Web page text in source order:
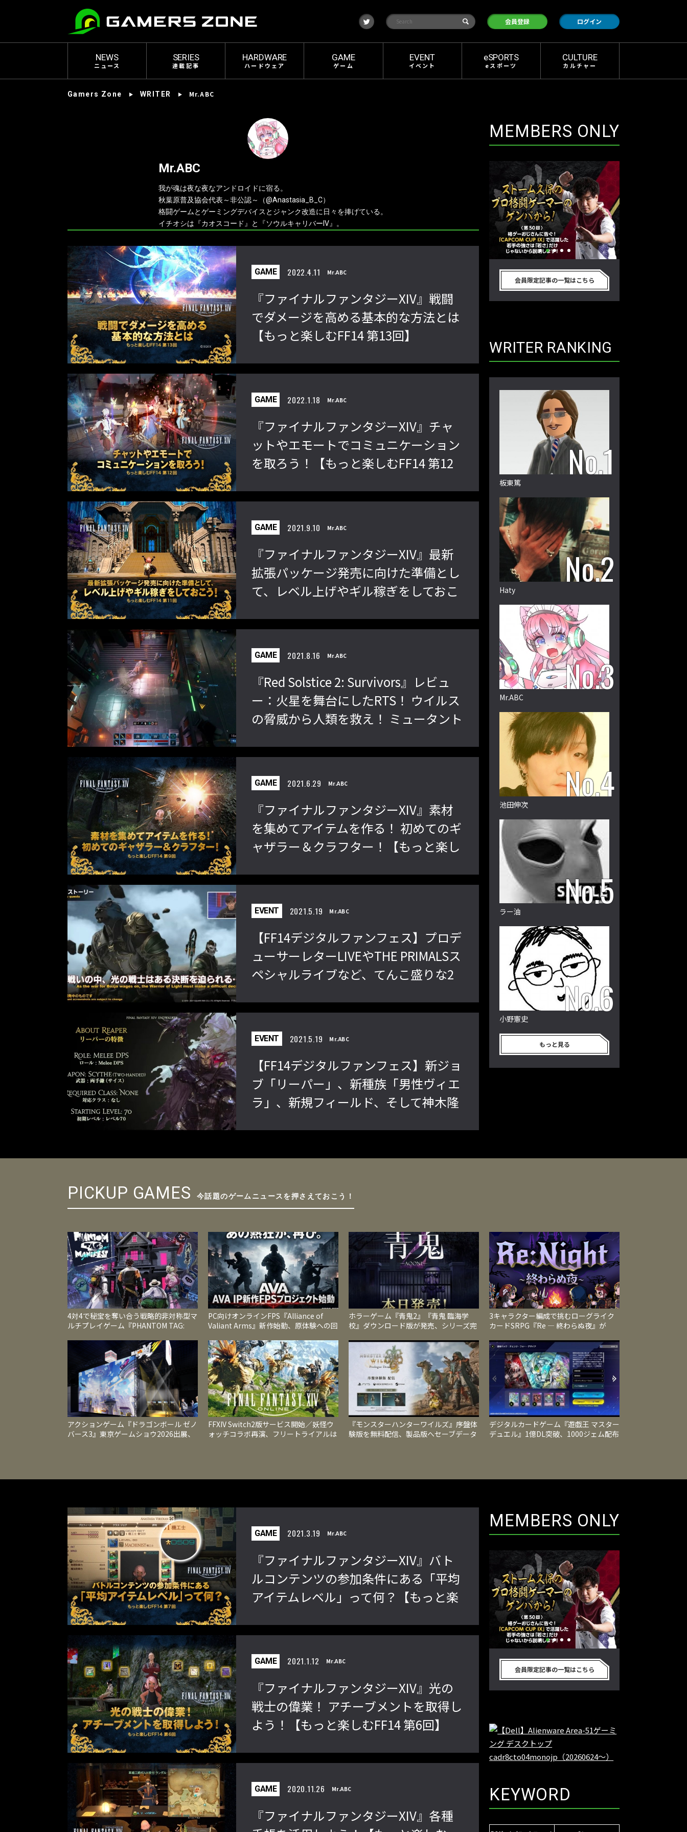
t
w
i
t
検
会員登録 ログイン
NEWS
ニュース
SERIES
連載記事
HARDWARE
ハードウェア
GAME
ゲーム
EVENT
イベント
eSPORTS
eスポーツ
CULTURE
カルチャー
Gamers Zone WRITER Mr.ABC
Mr.ABC
我が魂は夜な夜なアンドロイドに宿る。
秋葉原普及協会代表～非公認～（@Anastasia_B_C）
格闘ゲームとゲーミングデバイスとジャンク改造に日々を捧げている。
イチオシは『カオスコード』と『ソウルキャリバーIV』。
GAME 2022.4.11 Mr.ABC
『ファイナルファンタジーXIV』戦闘
でダメージを高める基本的な方法とは
【もっと楽しむFF14 第13回】
GAME 2022.1.18 Mr.ABC
『ファイナルファンタジーXIV』チャ
ットやエモートでコミュニケーション
を取ろう！【もっと楽しむFF14 第12
GAME 2021.9.10 Mr.ABC
『ファイナルファンタジーXIV』最新
拡張パッケージ発売に向けた準備とし
て、レベル上げやギル稼ぎをしておこ
GAME 2021.8.16 Mr.ABC
『Red Solstice 2: Survivors』レビュ
ー：火星を舞台にしたRTS！ ウイルス
の脅威から人類を救え！ ミュータント
GAME 2021.6.29 Mr.ABC
『ファイナルファンタジーXIV』素材
を集めてアイテムを作る！ 初めてのギ
ャザラー＆クラフター！【もっと楽し
EVENT 2021.5.19 Mr.ABC
【FF14デジタルファンフェス】プロデ
ューサーレターLIVEやTHE PRIMALSス
ペシャルライブなど、てんこ盛りな2
EVENT 2021.5.19 Mr.ABC
【FF14デジタルファンフェス】新ジョ
ブ「リーパー」、新種族「男性ヴィエ
ラ」、新規フィールド、そして神木隆
MEMBERS ONLY
2022年最後の懺悔！ 「ストリートフ
ァイターリーグ 2022」最終節を終え
て吐露したいこと【ストーム久保のプ
ロ格闘ゲーマーのゲンバから！ 第48
回】
「ストリートファイターリーグ
2022」前半戦の反省文を見てほし
い！ チームリーダー久保の失敗【ス
トーム久保のプロ格闘ゲーマーのゲン
バから！ 第47回】
えてみた【ストーム久保のプロ格闘ゲ
ーマーのゲンバから！ 第51回】
CUP IX」で活躍した若手の強さは
「若さ」だけじゃないから説明しま
格ゲーおじさんに告ぐ！「CAPCOM
CUP IX」で活躍した若手の強さは
「若さ」だけじゃないから説明しま
す！【ストーム久保のプロ格闘ゲーマ
ーのゲンバから！ 第50回】
会員限定記事の一覧はこちら
WRITER RANKING
板東篤
Haty
Mr.ABC
池田伸次
ラー油
小野憲史
もっと見る
PICKUP GAMES 今話題のゲームニュースを押さえておこう！
4対4で秘宝を奪い合う戦略的非対称型マ
ルチプレイゲーム『PHANTOM TAG:
PC向けオンラインFPS『Alliance of
Valiant Arms』新作始動、原体験への回
ホラーゲーム『青鬼2』『青鬼 臨海学
校』ダウンロード版が発売、シリーズ完
3キャラクター編成で挑むローグライク
カードSRPG『Re ― 終わらぬ夜』が
アクションゲーム『ドラゴンボール ゼノ
バース3』東京ゲームショウ2026出展、
FFXIV Switch2版サービス開始／妖怪ウ
ォッチコラボ再演、フリートライアルは
『モンスターハンターワイルズ』序盤体
験版を無料配信、製品版へセーブデータ
デジタルカードゲーム『遊戯王 マスター
デュエル』1億DL突破、1000ジェム配布
GAME 2021.3.19 Mr.ABC
『ファイナルファンタジーXIV』バト
ルコンテンツの参加条件にある「平均
アイテムレベル」って何？【もっと楽
GAME 2021.1.12 Mr.ABC
『ファイナルファンタジーXIV』光の
戦士の偉業！ アチーブメントを取得し
よう！【もっと楽しむFF14 第6回】
GAME 2020.11.26 Mr.ABC
『ファイナルファンタジーXIV』各種
MEMBERS ONLY
2022年最後の懺悔！ 「ストリートフ
ァイターリーグ 2022」最終節を終え
て吐露したいこと【ストーム久保のプ
ロ格闘ゲーマーのゲンバから！ 第48
回】
「ストリートファイターリーグ
2022」前半戦の反省文を見てほし
い！ チームリーダー久保の失敗【ス
トーム久保のプロ格闘ゲーマーのゲン
バから！ 第47回】
えてみた【ストーム久保のプロ格闘ゲ
ーマーのゲンバから！ 第51回】
CUP IX」で活躍した若手の強さは
「若さ」だけじゃないから説明しま
格ゲーおじさんに告ぐ！「CAPCOM
CUP IX」で活躍した若手の強さは
「若さ」だけじゃないから説明しま
す！【ストーム久保のプロ格闘ゲーマ
ーのゲンバから！ 第50回】
会員限定記事の一覧はこちら
KEYWORD